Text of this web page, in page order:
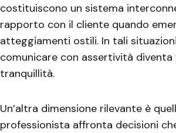
costituiscono un sistema
rapporto con il cliente quando
atteggiamenti ostili. In tali
comunicare con assertività
tranquillità.
Un’altra dimensione rilevante è
professionista affronta decisioni